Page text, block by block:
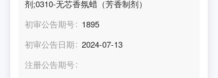
剂;0310-无芯香氛蜡（芳香制剂）
初审公告期号
1895
初审公告日期
2024-07-13
注册公告期号